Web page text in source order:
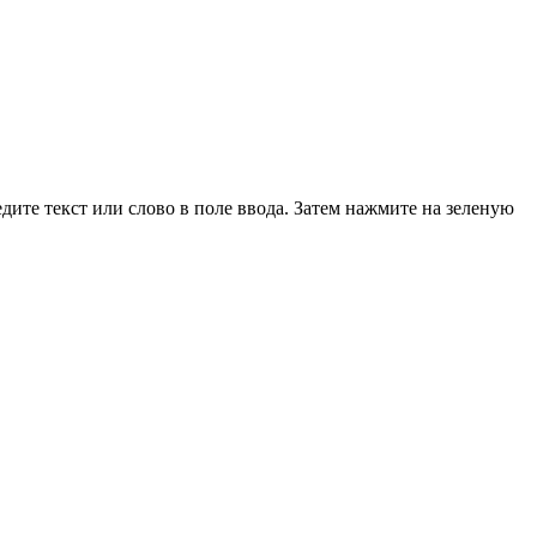
текст или слово в поле ввода. Затем нажмите на зеленую